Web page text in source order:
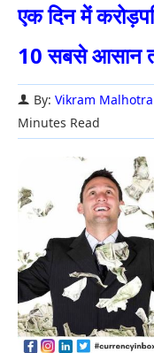
एक दिन में
10 सबसे आसान
By: Vikram Malhotra
Minutes Read